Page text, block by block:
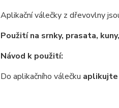
Aplikační válečky z dřevovlny
Použití na srnky, prasata,
Návod k použití:
Do aplikačního válečku